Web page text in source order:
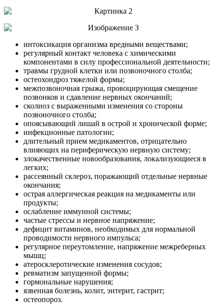
интоксикация организма вредными веществами;
регулярный контакт человека с химическими
компонентами в силу профессиональной деятельности;
травмы грудной клетки или позвоночного столба;
остеохондроз тяжелой формы;
межпозвоночная грыжа, провоцирующая смещение
позвонков и сдавление нервных окончаний;
сколиоз с выраженными изменения со стороны
позвоночного столба;
опоясывающий лишай в острой и хронической форме;
инфекционные патологии;
длительный прием медикаментов, отрицательно
влияющих на периферическую нервную систему;
злокачественные новообразования, локализующиеся в
легких;
рассеянный склероз, поражающий отдельные нервные
окончания;
острая аллергическая реакция на медикаменты или
продукты;
ослабление иммунной системы;
частые стрессы и нервное напряжение;
дефицит витаминов, необходимых для нормальной
проводимости нервного импульса;
регулярное переутомление, напряжение межреберных
мышц;
атеросклеротические изменения сосудов;
ревматизм запущенной формы;
гормональные нарушения;
язвенная болезнь, колит, энтерит, гастрит;
остеопороз.